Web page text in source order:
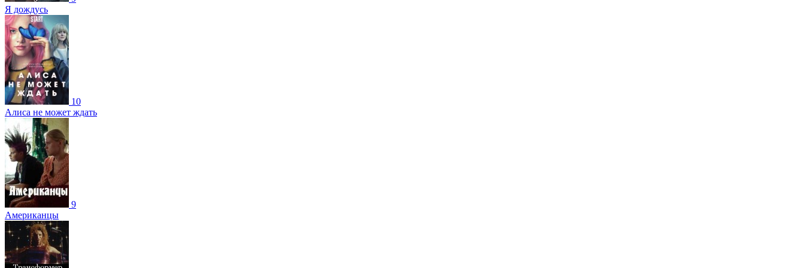
Я дождусь
10
Алиса не может ждать
9
Американцы